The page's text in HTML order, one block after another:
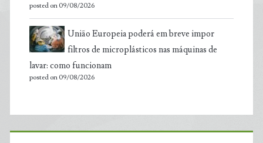
posted on 09/08/2026
União Europeia poderá em breve impor
filtros de microplásticos nas máquinas de
lavar: como funcionam
posted on 09/08/2026